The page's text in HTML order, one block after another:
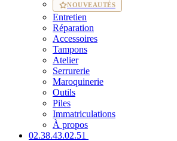
NOUVEAUTÉS
Entretien
Réparation
Accessoires
Tampons
Atelier
Serrurerie
Maroquinerie
Outils
Piles
Immatriculations
À propos
02.38.43​.02.51